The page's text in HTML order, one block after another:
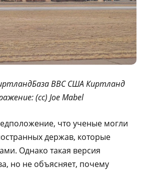
ВВС США Киртланд
(сс) Joe Mabel
что ученые могли
держав, которые
Однако такая версия
но не объясняет, почему